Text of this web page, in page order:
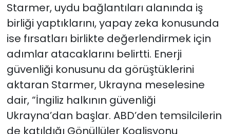
Starmer, uydu bağlantıları alanında iş
birliği yaptıklarını, yapay zeka konusunda
ise fırsatları birlikte değerlendirmek için
adımlar atacaklarını belirtti. Enerji
güvenliği konusunu da görüştüklerini
aktaran Starmer, Ukrayna meselesine
dair, “İngiliz halkının güvenliği
Ukrayna’dan başlar. ABD’den temsilcilerin
de katıldığı Gönüllüler Koalisyonu